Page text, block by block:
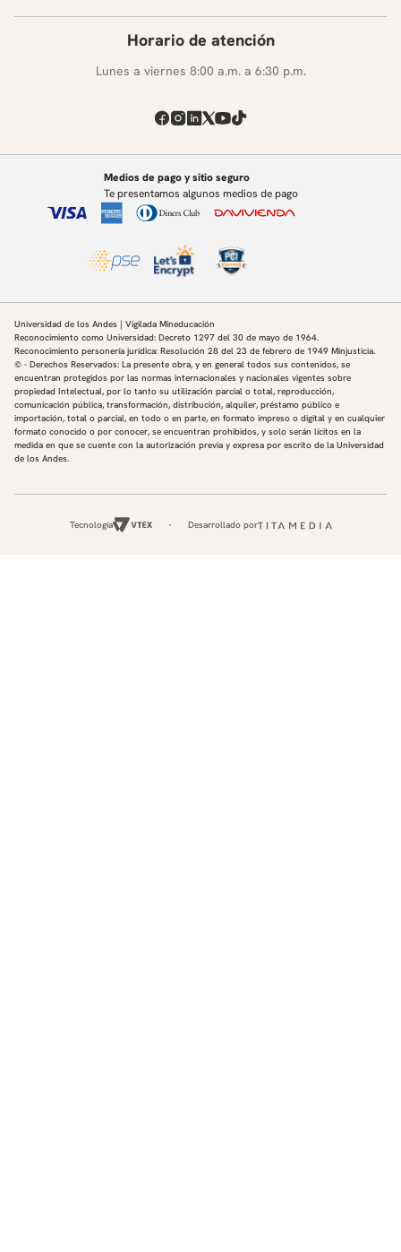
Horario de atención
Lunes a viernes 8:00 a.m. a 6:30 p.m.
Medios de pago y sitio seguro
Te presentamos algunos medios de pago
Universidad de los Andes | Vigilada Mineducación
Reconocimiento como Universidad: Decreto 1297 del 30 de mayo de 1964.
Reconocimiento personería jurídica: Resolución 28 del 23 de febrero de 1949 Minjusticia.
© - Derechos Reservados: La presente obra, y en general todos sus contenidos, se
encuentran protegidos por las normas internacionales y nacionales vigentes sobre
propiedad Intelectual, por lo tanto su utilización parcial o total, reproducción,
comunicación pública, transformación, distribución, alquiler, préstamo público e
importación, total o parcial, en todo o en parte, en formato impreso o digital y en cualquier
formato conocido o por conocer, se encuentran prohibidos, y solo serán lícitos en la
medida en que se cuente con la autorización previa y expresa por escrito de la Universidad
de los Andes.
Tecnología Desarrollado por